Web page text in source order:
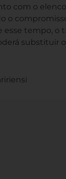
com o
o
esse tempo, o
substituir